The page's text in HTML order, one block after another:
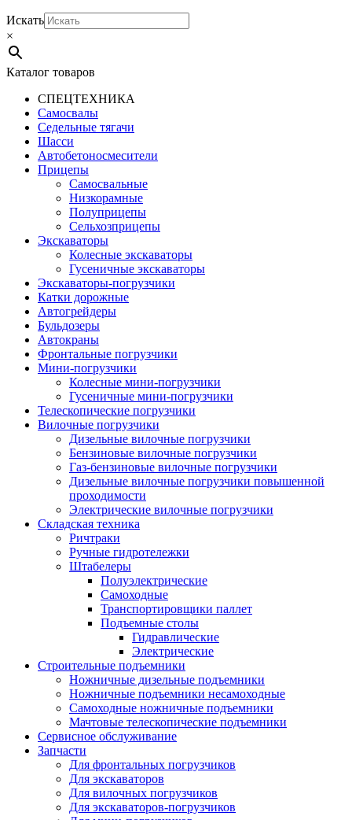
Искать
×
Каталог товаров
СПЕЦТЕХНИКА
Самосвалы
Седельные тягачи
Шасси
Автобетоно­смесители
Прицепы
Самосвальные
Низкорамные
Полуприцепы
Сельхозприцепы
Экскаваторы
Колесные экскаваторы
Гусеничные экскаваторы
Экскаваторы-погрузчики
Катки дорожные
Автогрейдеры
Бульдозеры
Автокраны
Фронтальные погрузчики
Мини-погрузчики
Колесные мини-погрузчики
Гусеничные мини-погрузчики
Телескопические погрузчики
Вилочные погрузчики
Дизельные вилочные погрузчики
Бензиновые вилочные погрузчики
Газ-бензиновые вилочные погрузчики
Дизельные вилочные погрузчики повышенной
проходимости
Электрические вилочные погрузчики
Складская техника
Ричтраки
Ручные гидротележки
Штабелеры
Полуэлектрические
Самоходные
Транспортировщики паллет
Подъемные столы
Гидравлические
Электрические
Строительные подъемники
Ножничные дизельные подъемники
Ножничные подъемники несамоходные
Самоходные ножничные подъемники
Мачтовые телескопические подъемники
Сервисное обслуживание
Запчасти
Для фронтальных погрузчиков
Для экскаваторов
Для вилочных погрузчиков
Для экскаваторов-погрузчиков